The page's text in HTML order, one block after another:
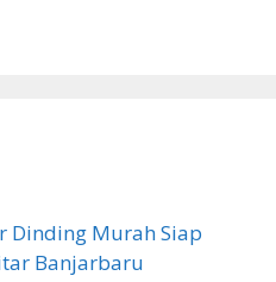
Dinding Murah Siap
Banjarbaru